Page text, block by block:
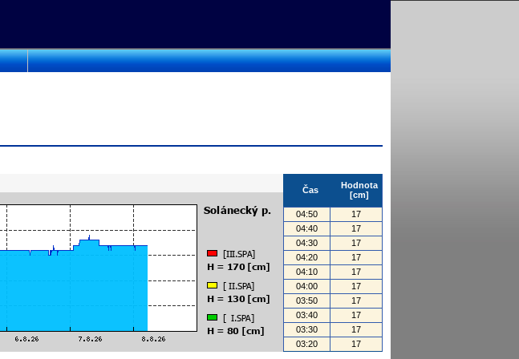
Čas
Hodnota
[cm]
04:50
17
04:40
17
04:30
17
04:20
17
04:10
17
04:00
17
03:50
17
03:40
17
03:30
17
03:20
17